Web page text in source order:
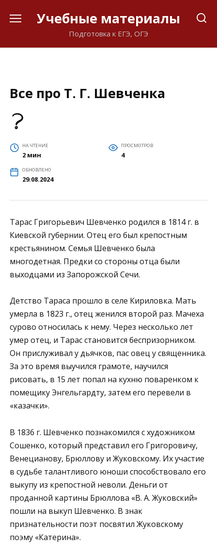
Учебные материалы
Подготовка к ЕГЭ, ОГЭ
Все про Т. Г. Шевченка
НА ЧТЕНИЕ
2 мин
ПРОСМОТРОВ
4
ОБНОВЛЕНО
29.08.2024
Тарас Григорьевич Шевченко родился в 1814 г. в
Киевской губернии. Отец его был крепостным
крестьянином. Семья Шевченко была
многодетная. Предки со стороны отца были
выходцами из Запорожской Сечи.
Детство Тараса прошло в селе Кириловка. Мать
умерла в 1823 г., отец женился второй раз. Мачеха
сурово относилась к нему. Через несколько лет
умер отец, и Тарас становится беспризорником.
Он прислуживал у дьячков, пас овец у священника.
За это время выучился грамоте, научился
рисовать, в 15 лет попал на кухню поваренком к
помещику Энгельгардту, затем его перевели в
«казачки».
В 1836 г. Шевченко познакомился с художником
Сошенко, который представил его Григоровичу,
Венецианову, Брюллову и Жуковскому. Их участие
в судьбе талантливого юноши способствовало его
выкупу из крепостной неволи. Деньги от
проданной картины Брюллова «В. А. Жуковский»
пошли на выкуп Шевченко. В знак
признательности поэт посвятил Жуковскому
поэму «Катерина».